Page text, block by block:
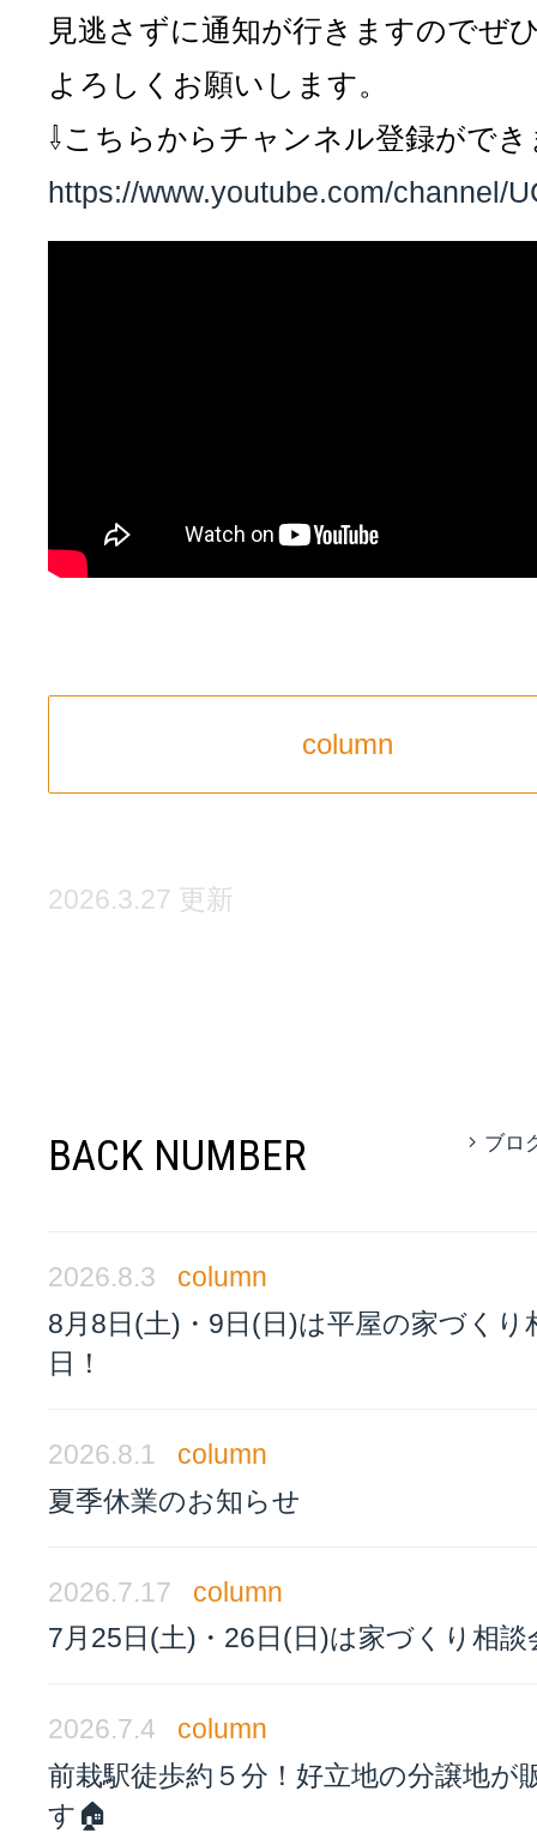
見逃さずに通知が行きますのでぜ
よろしくお願いします。
⇩こちらからチャンネル登録ができ
https://www.youtube.com/channel/
column
2026.3.27 更新
BACK NUMBER ブロ
2026.8.3
column
8月8日(土)・9日(日)は平屋の家づくり
日！
2026.8.1
column
夏季休業のお知らせ
2026.7.17
column
7月25日(土)・26日(日)は家づくり相談
2026.7.4
column
前栽駅徒歩約５分！好立地の分譲地が
す🏠